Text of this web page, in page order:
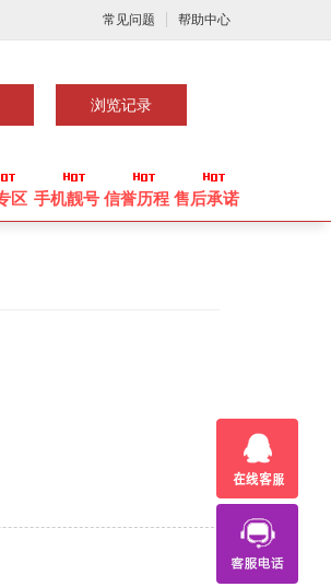
常见问题 帮助中心
浏览记录
区 手机靓号 信誉历程 售后承诺